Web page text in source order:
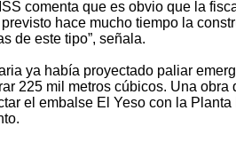
comenta que es obvio que la
hace mucho tiempo la
de este tipo”, señala.
ya había proyectado paliar
225 mil metros cúbicos. Una obra
el embalse El Yeso con la